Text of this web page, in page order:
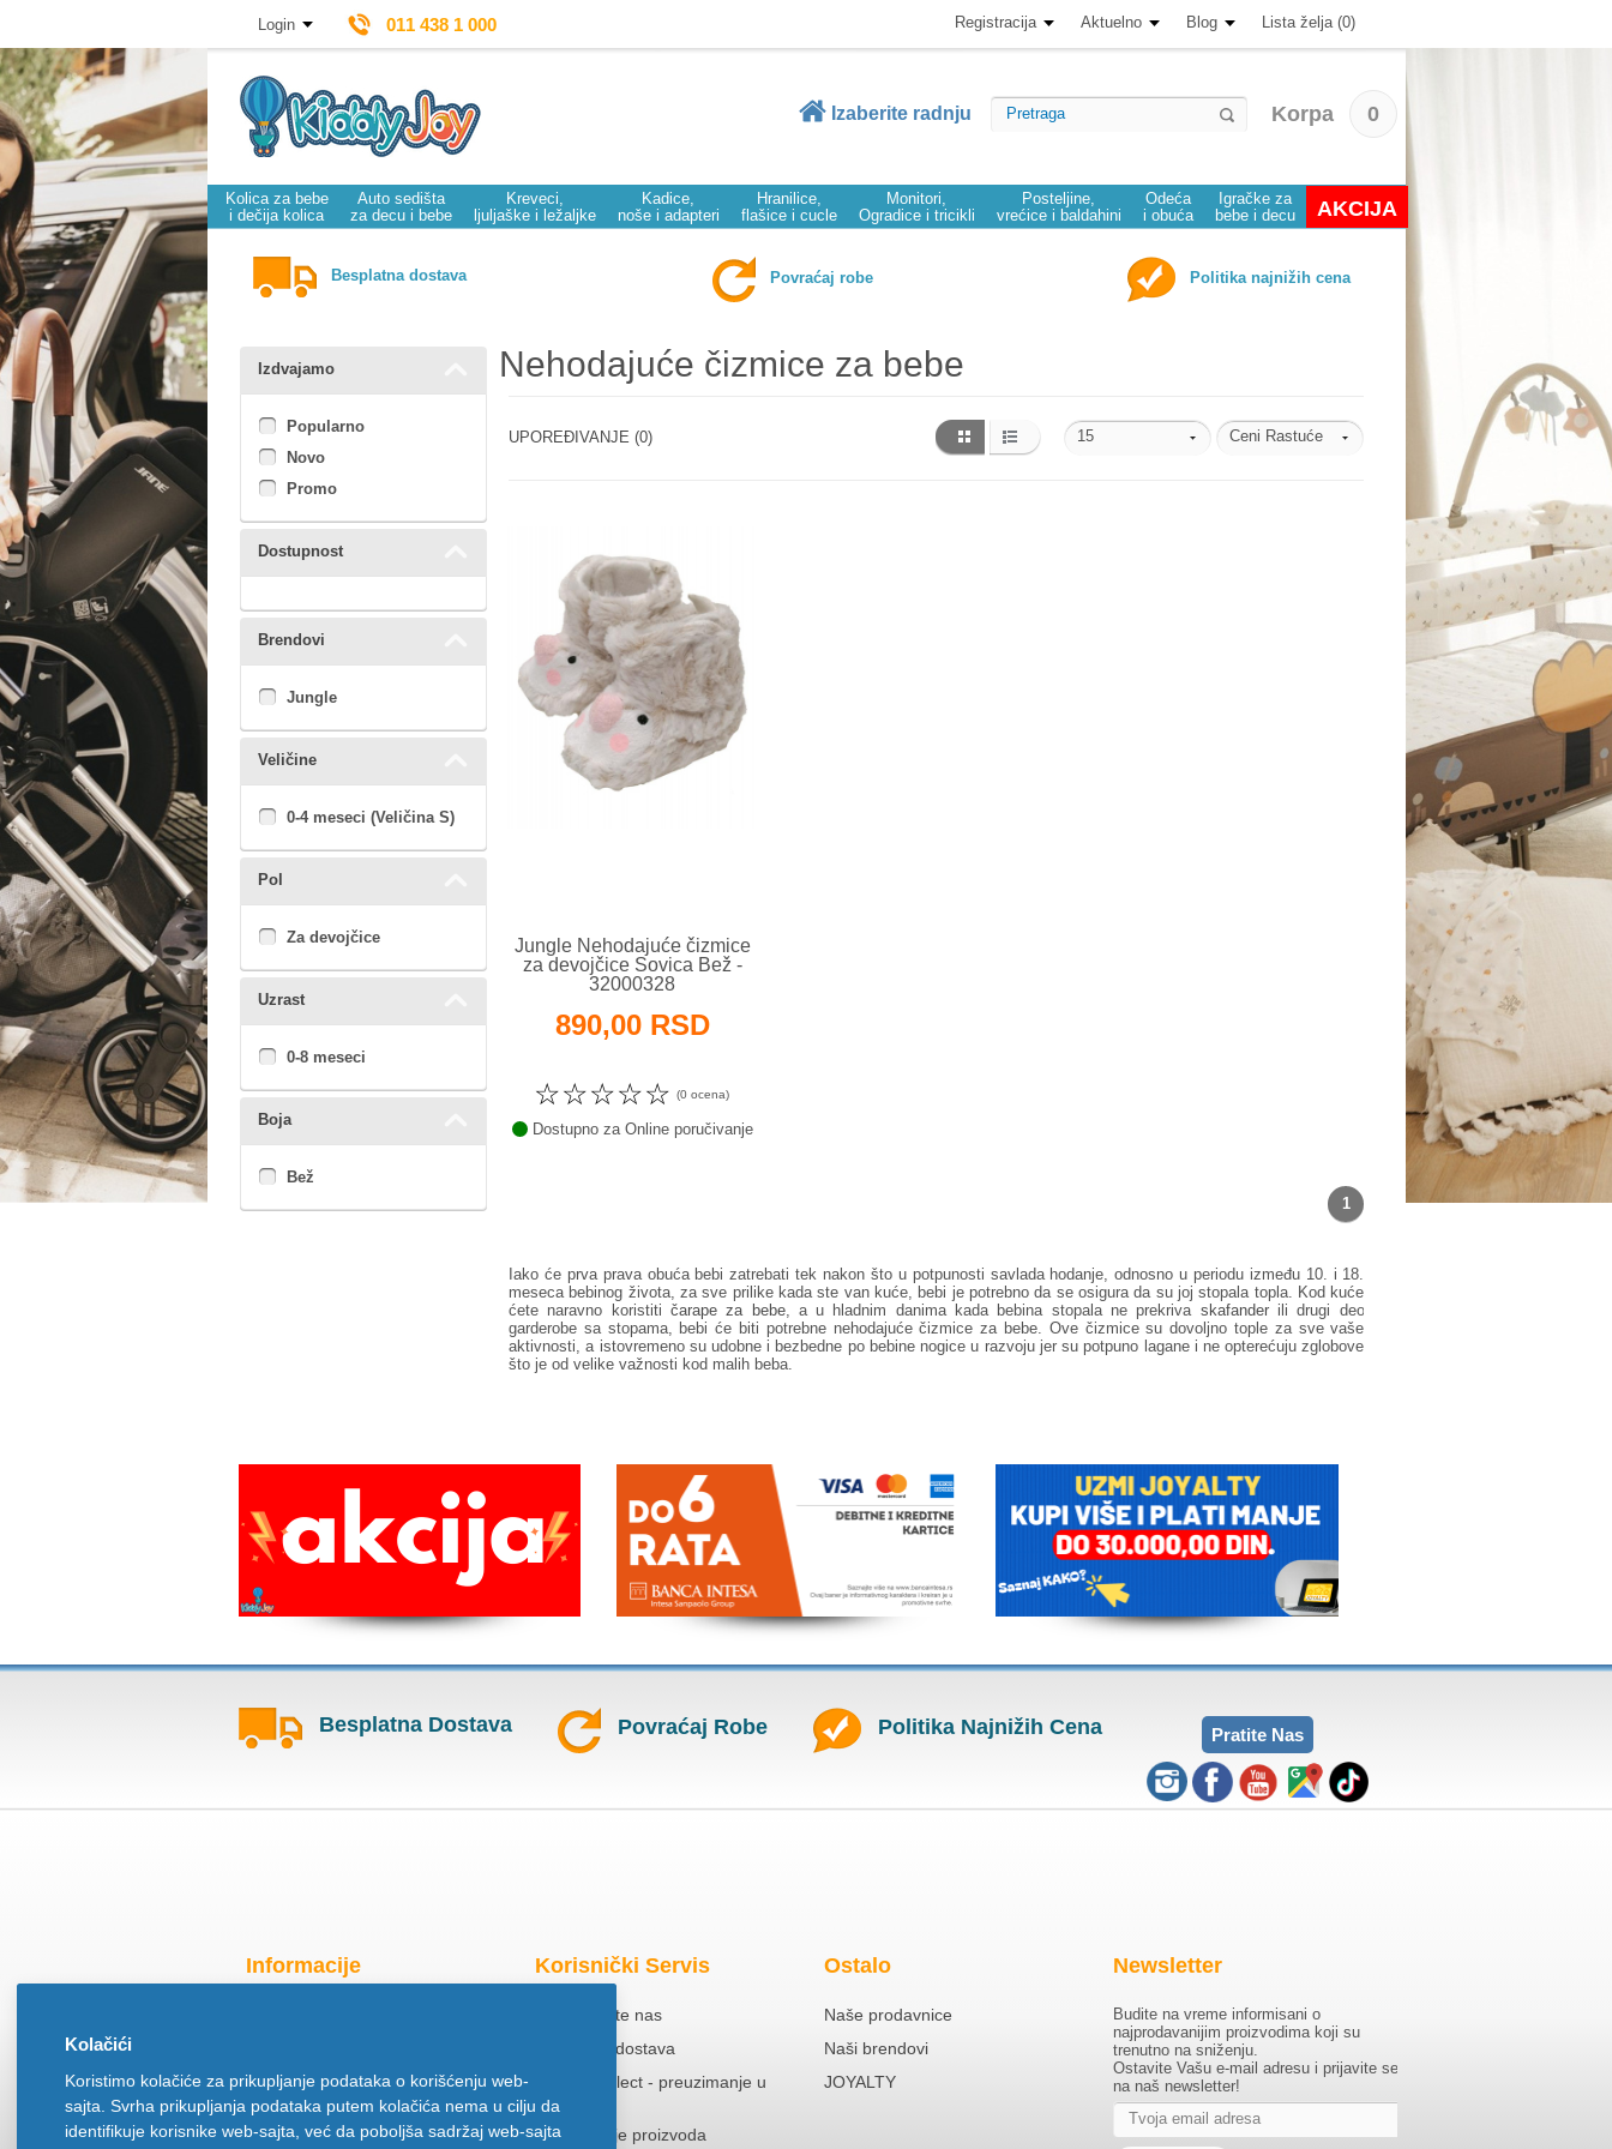
Login 011 438 1 000 Registracija Aktuelno Blog Lista želja (0)
Izaberite radnju Korpa 0
Kolica za bebe
i dečija kolica
Auto sedišta
za decu i bebe
Kreveci,
ljuljaške i ležaljke
Kadice,
noše i adapteri
Hranilice,
flašice i cucle
Monitori,
Ogradice i tricikli
Posteljine,
vrećice i baldahini
Odeća
i obuća
Igračke za
bebe i decu
AKCIJA
Besplatna dostava Povraćaj robe Politika najnižih cena
Izdvajamo
Popularno
Novo
Promo
Dostupnost
Brendovi
Jungle
Veličine
0-4 meseci (Veličina S)
Pol
Za devojčice
Uzrast
0-8 meseci
Boja
Bež
Nehodajuće čizmice za bebe
UPOREĐIVANJE (0)
Jungle Nehodajuće čizmice
za devojčice Sovica Bež -
32000328
890,00 RSD
☆
☆
☆
☆
☆ (0 ocena)
Dostupno za Online poručivanje
1
Iako će prva prava obuća bebi zatrebati tek nakon što u potpunosti savlada hodanje, odnosno u periodu između 10. i 18.
meseca bebinog života, za sve prilike kada ste van kuće, bebi je potrebno da se osigura da su joj stopala topla. Kod kuće
ćete naravno koristiti čarape za bebe, a u hladnim danima kada bebina stopala ne prekriva skafanderili drugi deo
garderobe sa stopama, bebi će biti potrebne nehodajuće čizmice za bebe. Ove čizmice su dovoljno tople za sve vaše
aktivnosti, a istovremeno su udobne i bezbedne po bebine nogice u razvoju jer su potpuno lagane i ne opterećuju zglobove
što je od velike važnosti kod malih beba.
Besplatna Dostava Povraćaj Robe Politika Najnižih Cena Pratite Nas
Informacije
Način isporuke
Načini plaćanja
Korisnički Servis
Kontaktirajte nas
Besplatna dostava
Click & Collect - preuzimanje u
prodavnici
Reklamacije proizvoda
Ostalo
Naše prodavnice
Naši brendovi
JOYALTY
Newsletter
Budite na vreme informisani o
najprodavanijim proizvodima koji su
trenutno na sniženju.
Ostavite Vašu e-mail adresu i prijavite se
na naš newsletter!
Kolačići
Koristimo kolačiće za prikupljanje podataka o korišćenju web-
sajta. Svrha prikupljanja podataka putem kolačića nema u cilju da
identifikuje korisnike web-sajta, već da poboljša sadržaj web-sajta